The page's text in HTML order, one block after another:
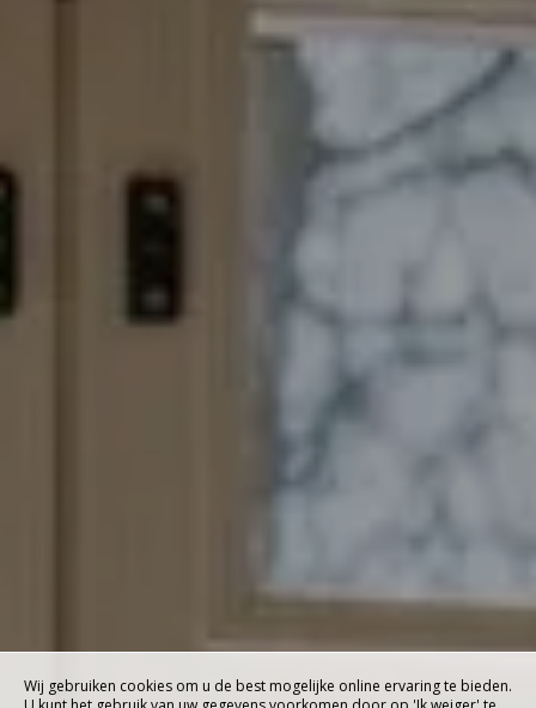
Wij gebruiken cookies om u de best mogelijke online ervaring te bieden.